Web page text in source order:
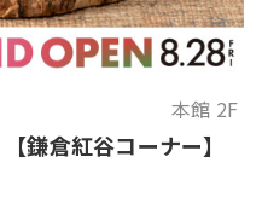
本館 2F
鎌倉紅谷コーナー】